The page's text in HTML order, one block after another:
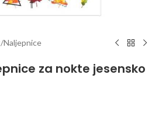
/Naljepnice
za nokte jesensko